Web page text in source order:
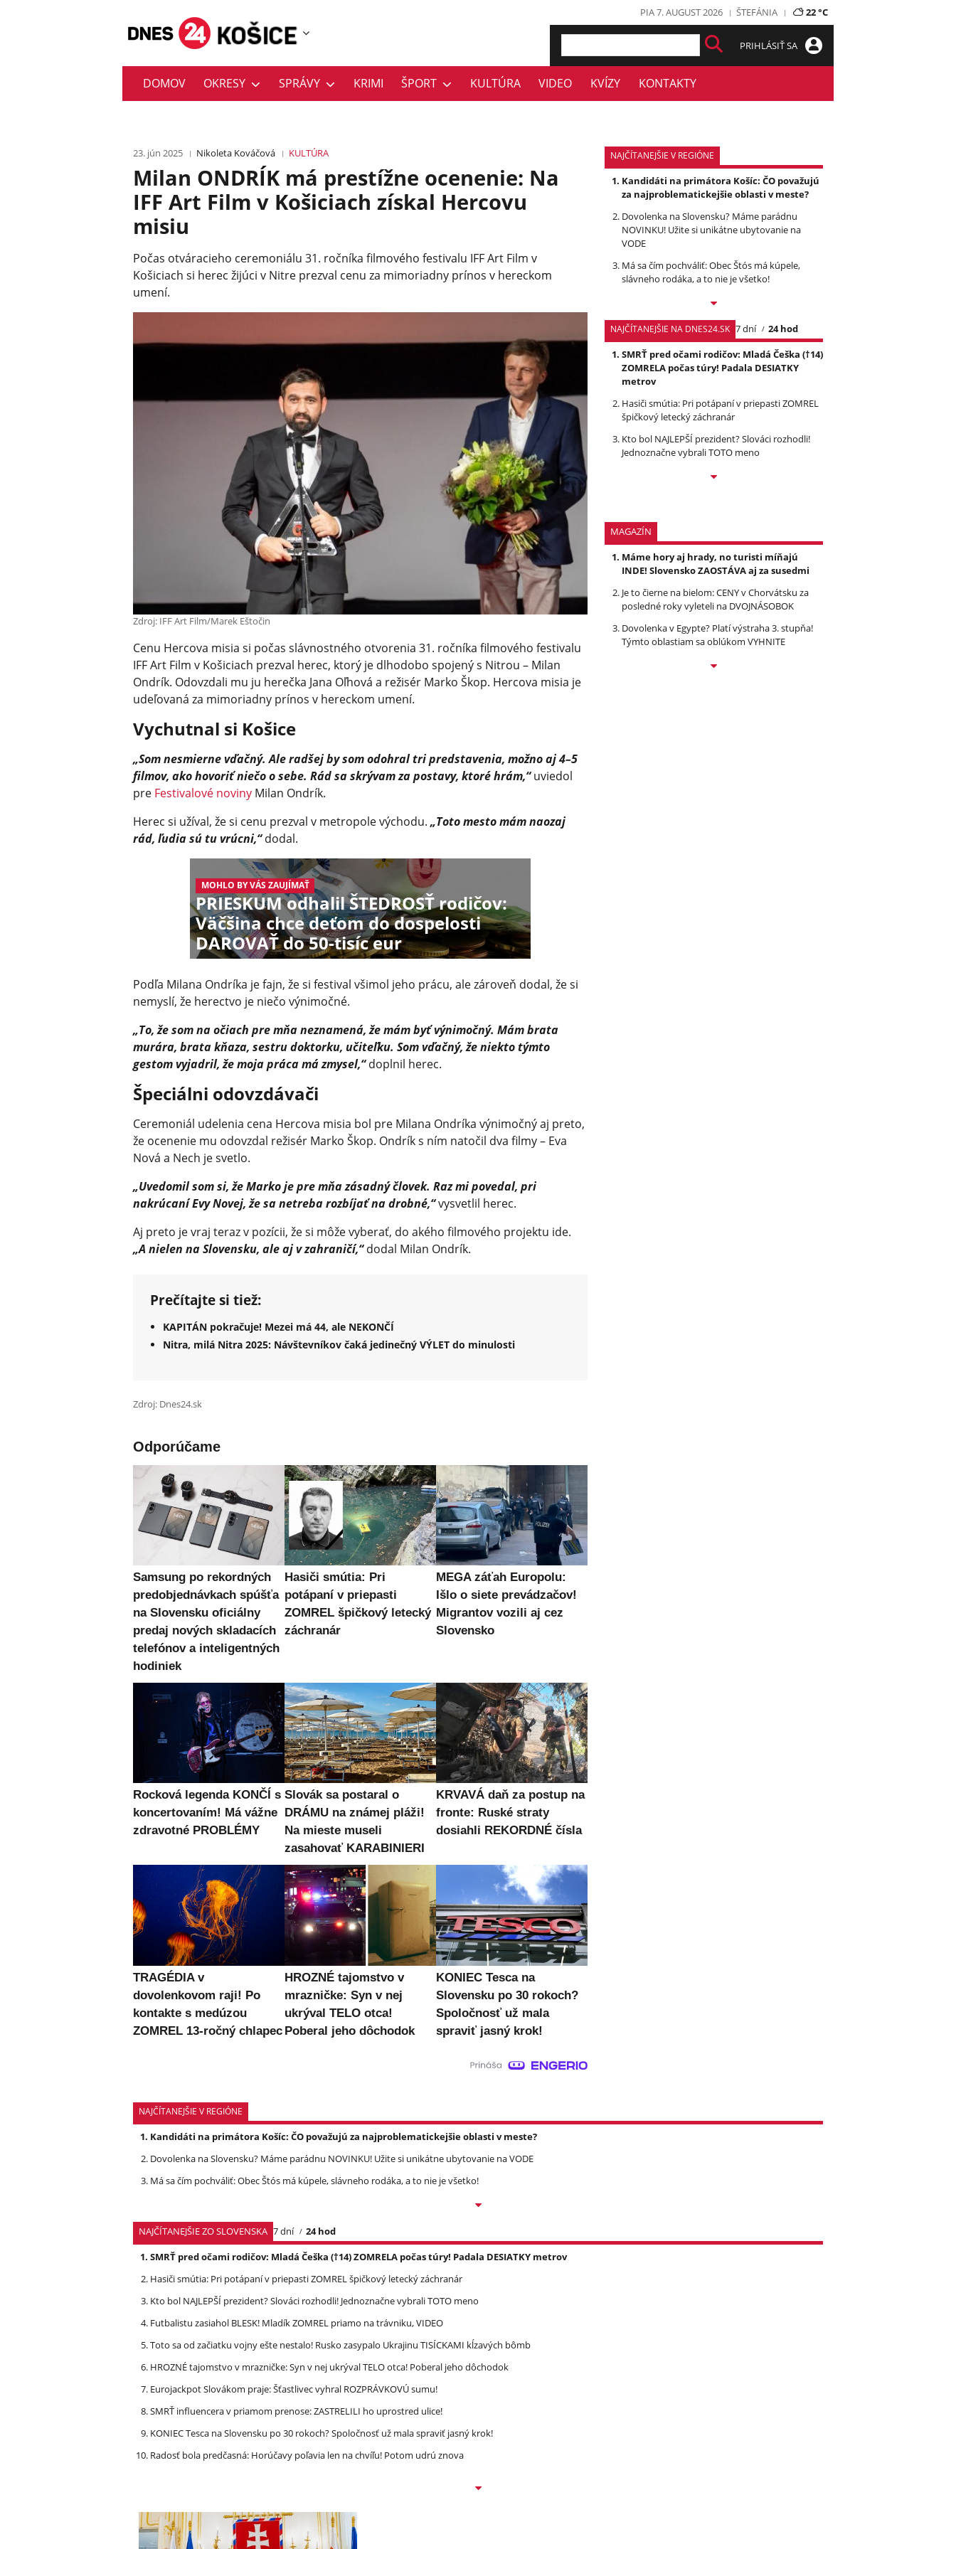
PIA 7. AUGUST 2026 ŠTEFÁNIA 22 °C
PRIHLÁSIŤ SA
DOMOV OKRESY SPRÁVY KRIMI ŠPORT KULTÚRA VIDEO KVÍZY KONTAKTY
23. jún 2025 Nikoleta Kováčová KULTÚRA
Milan ONDRÍK má prestížne ocenenie: Na
IFF Art Film v Košiciach získal Hercovu
misiu
Počas otváracieho ceremoniálu 31. ročníka filmového festivalu IFF Art Film v
Košiciach si herec žijúci v Nitre prezval cenu za mimoriadny prínos v hereckom
umení.
Zdroj: IFF Art Film/Marek Eštočin
Cenu Hercova misia si počas slávnostného otvorenia 31. ročníka filmového festivalu
IFF Art Film v Košiciach prezval herec, ktorý je dlhodobo spojený s Nitrou – Milan
Ondrík. Odovzdali mu ju herečka Jana Oľhová a režisér Marko Škop. Hercova misia je
udeľovaná za mimoriadny prínos v hereckom umení.
Vychutnal si Košice
„Som nesmierne vďačný. Ale radšej by som odohral tri predstavenia, možno aj 4–5
filmov, ako hovoriť niečo o sebe. Rád sa skrývam za postavy, ktoré hrám,“uviedol
pre Festivalové noviny Milan Ondrík.
Herec si užíval, že si cenu prezval v metropole východu. „Toto mesto mám naozaj
rád, ľudia sú tu vrúcni,“dodal.
MOHLO BY VÁS ZAUJÍMAŤ
PRIESKUM odhalil ŠTEDROSŤ rodičov:
Väčšina chce deťom do dospelosti
DAROVAŤ do 50-tisíc eur
Podľa Milana Ondríka je fajn, že si festival všimol jeho prácu, ale zároveň dodal, že si
nemyslí, že herectvo je niečo výnimočné.
„To, že som na očiach pre mňa neznamená, že mám byť výnimočný. Mám brata
murára, brata kňaza, sestru doktorku, učiteľku. Som vďačný, že niekto týmto
gestom vyjadril, že moja práca má zmysel,“doplnil herec.
Špeciálni odovzdávači
Ceremoniál udelenia cena Hercova misia bol pre Milana Ondríka výnimočný aj preto,
že ocenenie mu odovzdal režisér Marko Škop. Ondrík s ním natočil dva filmy – Eva
Nová a Nech je svetlo.
„Uvedomil som si, že Marko je pre mňa zásadný človek. Raz mi povedal, pri
nakrúcaní Evy Novej, že sa netreba rozbíjať na drobné,“vysvetlil herec.
Aj preto je vraj teraz v pozícii, že si môže vyberať, do akého filmového projektu ide.
„A nielen na Slovensku, ale aj v zahraničí,“dodal Milan Ondrík.
Prečítajte si tiež:
KAPITÁN pokračuje! Mezei má 44, ale NEKONČÍ
Nitra, milá Nitra 2025: Návštevníkov čaká jedinečný VÝLET do minulosti
Zdroj: Dnes24.sk
Odporúčame
Samsung po rekordných
predobjednávkach spúšťa
na Slovensku oficiálny
predaj nových skladacích
telefónov a inteligentných
hodiniek
Hasiči smútia: Pri
potápaní v priepasti
ZOMREL špičkový letecký
záchranár
MEGA záťah Europolu:
Išlo o siete prevádzačov!
Migrantov vozili aj cez
Slovensko
Rocková legenda KONČÍ s
koncertovaním! Má vážne
zdravotné PROBLÉMY
Slovák sa postaral o
DRÁMU na známej pláži!
Na mieste museli
zasahovať KARABINIERI
KRVAVÁ daň za postup na
fronte: Ruské straty
dosiahli REKORDNÉ čísla
TRAGÉDIA v
dovolenkovom raji! Po
kontakte s medúzou
ZOMREL 13-ročný chlapec
HROZNÉ tajomstvo v
mrazničke: Syn v nej
ukrýval TELO otca!
Poberal jeho dôchodok
KONIEC Tesca na
Slovensku po 30 rokoch?
Spoločnosť už mala
spraviť jasný krok!
NAJČÍTANEJŠIE V REGIÓNE
Kandidáti na primátora Košíc: ČO považujú
za najproblematickejšie oblasti v meste?
Dovolenka na Slovensku? Máme parádnu
NOVINKU! Užite si unikátne ubytovanie na
VODE
Má sa čím pochváliť: Obec Štós má kúpele,
slávneho rodáka, a to nie je všetko!
NAJČÍTANEJŠIE NA DNES24.SK 7 dní
24 hod
SMRŤ pred očami rodičov: Mladá Češka (†14)
ZOMRELA počas túry! Padala DESIATKY
metrov
Hasiči smútia: Pri potápaní v priepasti ZOMREL
špičkový letecký záchranár
Kto bol NAJLEPŠÍ prezident? Slováci rozhodli!
Jednoznačne vybrali TOTO meno
MAGAZÍN
Máme hory aj hrady, no turisti míňajú
INDE! Slovensko ZAOSTÁVA aj za susedmi
Je to čierne na bielom: CENY v Chorvátsku za
posledné roky vyleteli na DVOJNÁSOBOK
Dovolenka v Egypte? Platí výstraha 3. stupňa!
Týmto oblastiam sa oblúkom VYHNITE
NAJČÍTANEJŠIE V REGIÓNE
Kandidáti na primátora Košíc: ČO považujú za najproblematickejšie oblasti v meste?
Dovolenka na Slovensku? Máme parádnu NOVINKU! Užite si unikátne ubytovanie na VODE
Má sa čím pochváliť: Obec Štós má kúpele, slávneho rodáka, a to nie je všetko!
NAJČÍTANEJŠIE ZO SLOVENSKA 7 dní
24 hod
SMRŤ pred očami rodičov: Mladá Češka (†14) ZOMRELA počas túry! Padala DESIATKY metrov
Hasiči smútia: Pri potápaní v priepasti ZOMREL špičkový letecký záchranár
Kto bol NAJLEPŠÍ prezident? Slováci rozhodli! Jednoznačne vybrali TOTO meno
Futbalistu zasiahol BLESK! Mladík ZOMREL priamo na trávniku, VIDEO
Toto sa od začiatku vojny ešte nestalo! Rusko zasypalo Ukrajinu TISÍCKAMI kĺzavých bômb
HROZNÉ tajomstvo v mrazničke: Syn v nej ukrýval TELO otca! Poberal jeho dôchodok
Eurojackpot Slovákom praje: Šťastlivec vyhral ROZPRÁVKOVÚ sumu!
SMRŤ influencera v priamom prenose: ZASTRELILI ho uprostred ulice!
KONIEC Tesca na Slovensku po 30 rokoch? Spoločnosť už mala spraviť jasný krok!
Radosť bola predčasná: Horúčavy poľavia len na chvíľu! Potom udrú znova